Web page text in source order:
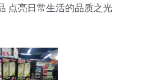
点亮日常生活的品质之光